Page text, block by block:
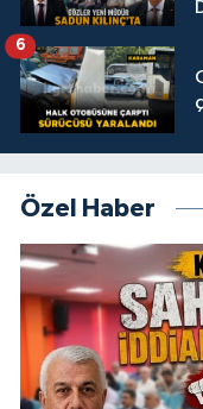
6
Özel Haber